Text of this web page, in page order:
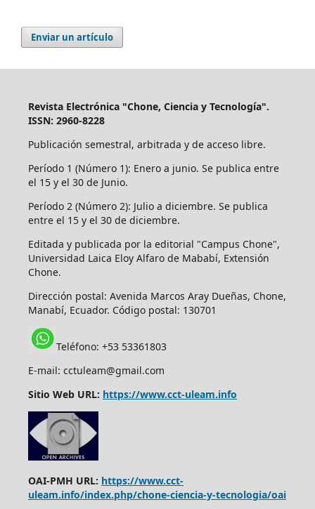
Enviar un artículo
Revista Electrónica "Chone, Ciencia y Tecnología".
ISSN: 2960-8228
Publicación semestral, arbitrada y de acceso libre.
Período 1 (Número 1): Enero a junio. Se publica entre
el 15 y el 30 de Junio.
Período 2 (Número 2): Julio a diciembre. Se publica
entre el 15 y el 30 de diciembre.
Editada y publicada por la editorial "Campus Chone",
Universidad Laica Eloy Alfaro de Mababí, Extensión
Chone.
Dirección postal: Avenida Marcos Aray Dueñas, Chone,
Manabí, Ecuador. Código postal: 130701
Teléfono: +53 53361803
E-mail: cctuleam@gmail.com
Sitio Web URL: https://www.cct-uleam.info
OAI-PMH URL: https://www.cct-
uleam.info/index.php/chone-ciencia-y-tecnologia/oai